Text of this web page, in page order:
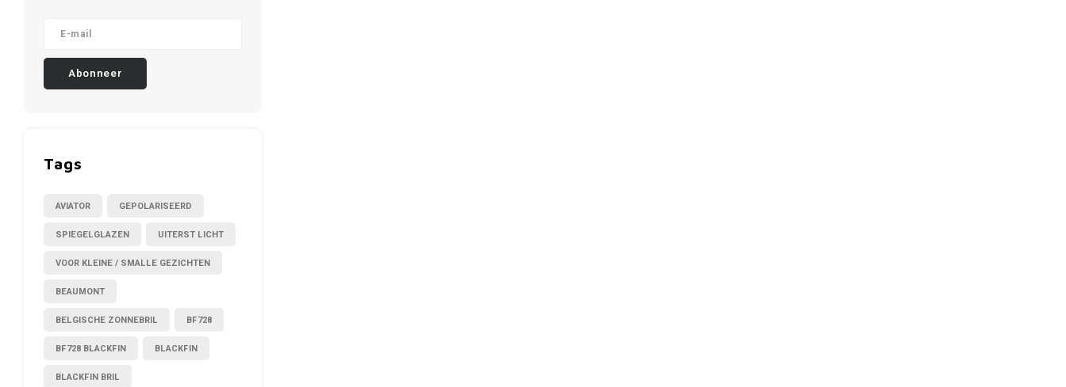
Abonneer
Tags
AVIATOR GEPOLARISEERD
SPIEGELGLAZEN UITERST LICHT
VOOR KLEINE / SMALLE GEZICHTEN
BEAUMONT
BELGISCHE ZONNEBRIL BF728
BF728 BLACKFIN BLACKFIN
BLACKFIN BRIL